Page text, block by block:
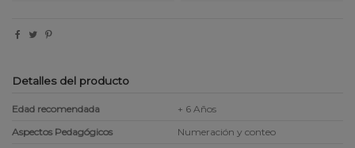
Detalles del producto
Edad recomendada
+ 6 Años
Aspectos Pedagógicos
Numeración y conteo